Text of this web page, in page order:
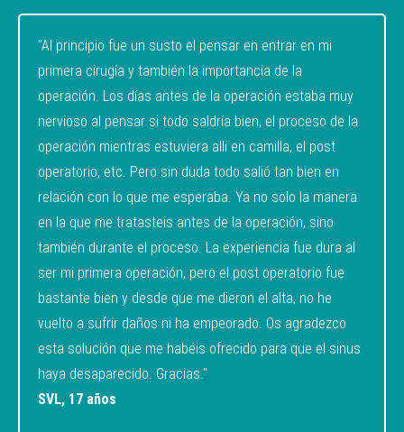
"Al principio fue un susto el pensar en entrar en mi
primera cirugía y también la importancia de la
operación. Los días antes de la operación estaba muy
nervioso al pensar si todo saldría bien, el proceso de la
operación mientras estuviera allí en camilla, el post
operatorio, etc. Pero sin duda todo salió tan bien en
relación con lo que me esperaba. Ya no solo la manera
en la que me tratasteis antes de la operación, sino
también durante el proceso. La experiencia fue dura al
ser mi primera operación, pero el post operatorio fue
bastante bien y desde que me dieron el alta, no he
vuelto a sufrir daños ni ha empeorado. Os agradezco
esta solución que me habéis ofrecido para que el sinus
haya desaparecido. Gracias."
SVL, 17 años